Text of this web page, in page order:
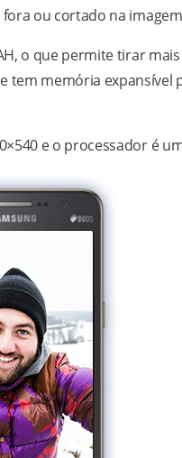
ou cortado na
o que permite tirar
memória expansível
e o processador é